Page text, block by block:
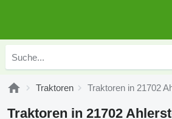
Traktoren Traktoren in 21702
Traktoren in 21702